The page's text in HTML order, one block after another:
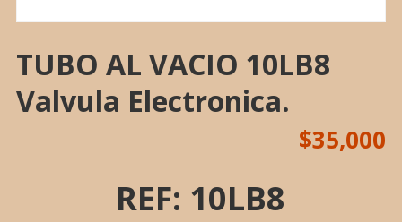
TUBO AL VACIO 10LB8
Valvula Electronica.
$35,000
REF: 10LB8